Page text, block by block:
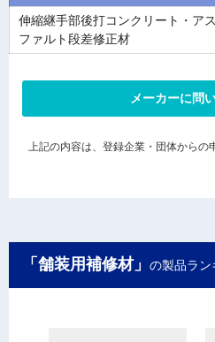
伸縮継手部後打コンクリート・アス
ファルト段差修正材
メーカーに問
上記の内容は、登録企業・団体からの
「舗装用補修材」 の製品ラン